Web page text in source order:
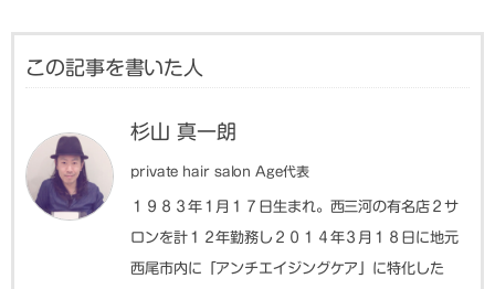
この記事を書いた人
杉山 真一朗
private hair salon Age代表
１９８３年１月１７日生まれ。西三河の有名店２サ
ロンを計１２年勤務し２０１４年３月１８日に地元
西尾市内に「アンチエイジングケア」に特化した